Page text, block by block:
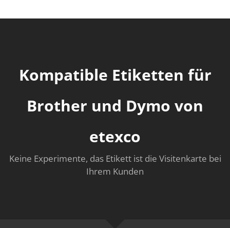
Kompatible Etiketten für
Brother und Dymo von
etexco
Keine Experimente, das Etikett ist die Visitenkarte bei
Ihrem Kunden